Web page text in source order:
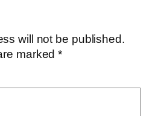
will not be published.
marked*